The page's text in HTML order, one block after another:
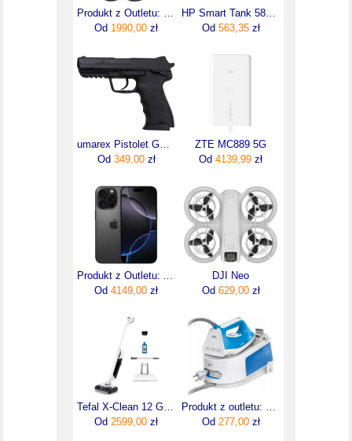
Od 1990,00 zł
Od 563,35zł
Od 349,00zł
ZTE MC889 5G
Od 4139,99 zł
Od 4149,00 zł
DJI Neo
Od 629,00zł
Od 2599,00 zł
Od 277,00zł